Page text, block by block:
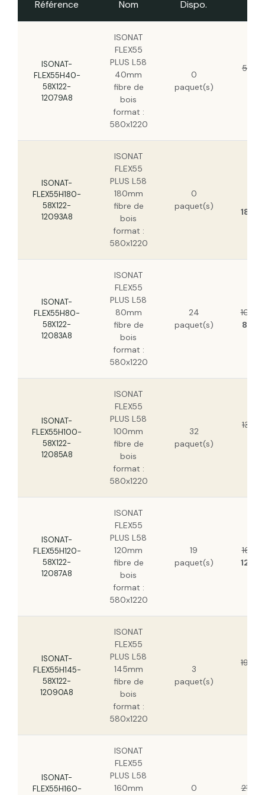
ISONAT FLEX55 PLUS L58 145mm fibre de
bois format : 580x1220
ISONAT FLEX55 PLUS L58 200mm fibre de
bois format : 580x1220
ISONAT FLEX55 PLUS L58 220mm fibre de
bois format : 580x1220
ISONAT FLEX55 PLUS L58 240mm fibre de
bois format : 580x1220
Référence Nom Dispo.
ISONAT-
FLEX55H40-
58X122-
12079A8
ISONAT
FLEX55
PLUS L58
40mm
fibre de
bois
format :
580x1220
0
paquet(s)
5,43
ISONAT-
FLEX55H180-
58X122-
12093A8
ISONAT
FLEX55
PLUS L58
180mm
fibre de
bois
format :
580x1220
0
paquet(s)
18,19
ISONAT-
FLEX55H80-
58X122-
12083A8
ISONAT
FLEX55
PLUS L58
80mm
fibre de
bois
format :
580x1220
24
paquet(s)
10,98
8,16
ISONAT-
FLEX55H100-
58X122-
12085A8
ISONAT
FLEX55
PLUS L58
100mm
fibre de
bois
format :
580x1220
32
paquet(s)
13,72
ISONAT-
FLEX55H120-
58X122-
12087A8
ISONAT
FLEX55
PLUS L58
120mm
fibre de
bois
format :
580x1220
19
paquet(s)
16,37
12,17
ISONAT-
FLEX55H145-
58X122-
12090A8
ISONAT
FLEX55
PLUS L58
145mm
fibre de
bois
format :
580x1220
3
paquet(s)
19,88
ISONAT-
FLEX55H160-
ISONAT
FLEX55
PLUS L58
160mm
0 21,68